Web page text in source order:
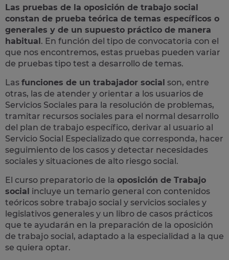
Las pruebas de la oposición de trabajo social
constan de prueba teórica de temas específicos o
generales y de un supuesto práctico de manera
habitual. En función del tipo de convocatoria con el
que nos encontremos, estas pruebas pueden variar
de pruebas tipo test a desarrollo de temas.
Las funciones de un trabajador social son, entre
otras, las de atender y orientar a los usuarios de
Servicios Sociales para la resolución de problemas,
tramitar recursos sociales para el normal desarrollo
del plan de trabajo específico, derivar al usuario al
Servicio Social Especializado que corresponda, hacer
seguimiento de los casos y detectar necesidades
sociales y situaciones de alto riesgo social.
El curso preparatorio de la oposición de Trabajo
social incluye un temario general con contenidos
teóricos sobre trabajo social y servicios sociales y
legislativos generales y un libro de casos prácticos
que te ayudarán en la preparación de la oposición
de trabajo social, adaptado a la especialidad a la que
se quiera optar.